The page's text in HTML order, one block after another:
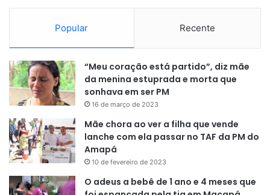
Popular Recente
“Meu coração está partido”, diz mãe
da menina estuprada e morta que
sonhava em ser PM
16 de março de 2023
Mãe chora ao ver a filha que vende
lanche com ela passar no TAF da PM do
Amapá
10 de fevereiro de 2023
O adeus a bebê de 1 ano e 4 meses que